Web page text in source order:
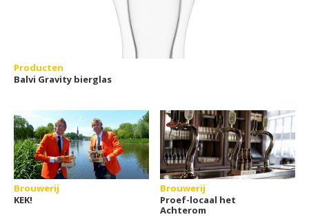
Producten
Balvi Gravity bierglas
Brouwerij
KEK!
Brouwerij
Proef-locaal het
Achterom